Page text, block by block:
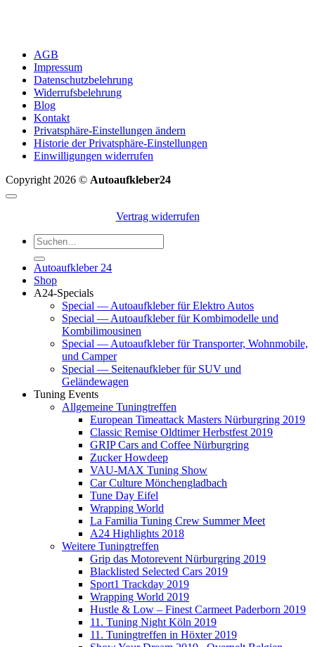
AGB
Impressum
Datenschutzbelehrung
Widerrufsbelehrung
Blog
Kontakt
Privatsphäre-Einstellungen ändern
Historie der Privatsphäre-Einstellungen
Einwilligungen widerrufen
Copyright 2026 © Autoaufkleber24
Vertrag widerrufen
Suchen
nach:
Autoaufkleber 24
Shop
A24-Specials
Special — Autoaufkleber für Elektro Autos
Special — Autoaufkleber für Kombimodelle und
Kombilimousinen
Special — Autoaufkleber für Transporter, Wohnmobile,
und Camper
Special — Seitenaufkleber für SUV und
Geländewagen
Tuning Events
Allgemeine Tuningtreffen
European Timeattack Masters Nürburgring 2019
Classic Remise Oldtimer Herbstfest 2019
GRIP Cars and Coffee Nürburgring
Zucker Howdeep
VAU-MAX Tuning Show
Car Culture Mönchengladbach
Tune Day Eifel
Wrapping World
La Familia Tuning Crew Summer Meet
A24 Highlights 2018
Weitere Tuningtreffen
Grip das Motorevent Nürburgring 2019
Blacklisted Selected Cars 2019
Sport1 Trackday 2019
Wrapping World 2019
Hustle & Low – Finest Carmeet Paderborn 2019
11. Tuning Night Köln 2019
11. Tuningtreffen in Höxter 2019